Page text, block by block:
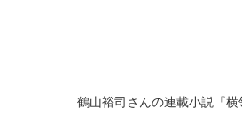
鶴山裕司さんの連載小説『